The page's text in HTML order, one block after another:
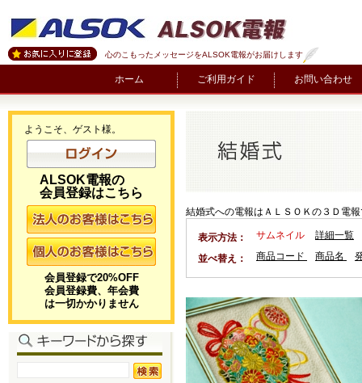
心のこもったメッセージをALSOK電報がお届けします
ホーム ご利用ガイド お問い合わせ
結婚式への電報はＡＬＳＯＫの３Ｄ電
表示方法： サムネイル 詳細一覧
並べ替え： 商品コード 商品名
ようこそ、ゲスト様。
ALSOK電報の
会員登録はこちら
会員登録で20%OFF
会員登録費、年会費
は一切かかりません